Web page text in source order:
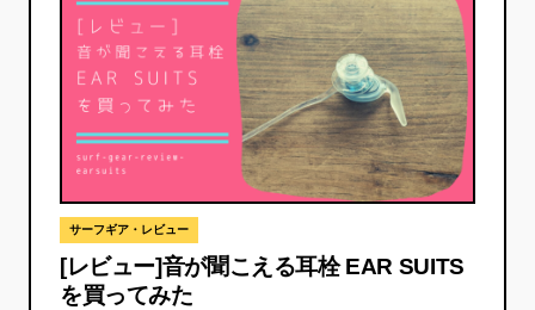
サーフギア・レビュー
[レビュー]音が聞こえる耳栓 EAR SUITS
を買ってみた